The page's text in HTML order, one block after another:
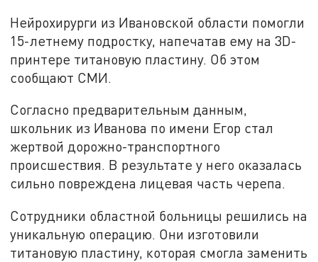
Нейрохирурги из Ивановской области помогли
15-летнему подростку, напечатав ему на 3D-
принтере титановую пластину. Об этом
сообщают СМИ.
Согласно предварительным данным,
школьник из Иванова по имени Егор стал
жертвой дорожно-транспортного
происшествия. В результате у него оказалась
сильно повреждена лицевая часть черепа.
Сотрудники областной больницы решились на
уникальную операцию. Они изготовили
титановую пластину, которая смогла заменить